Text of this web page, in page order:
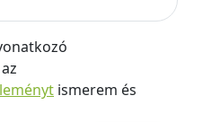
ismerem és